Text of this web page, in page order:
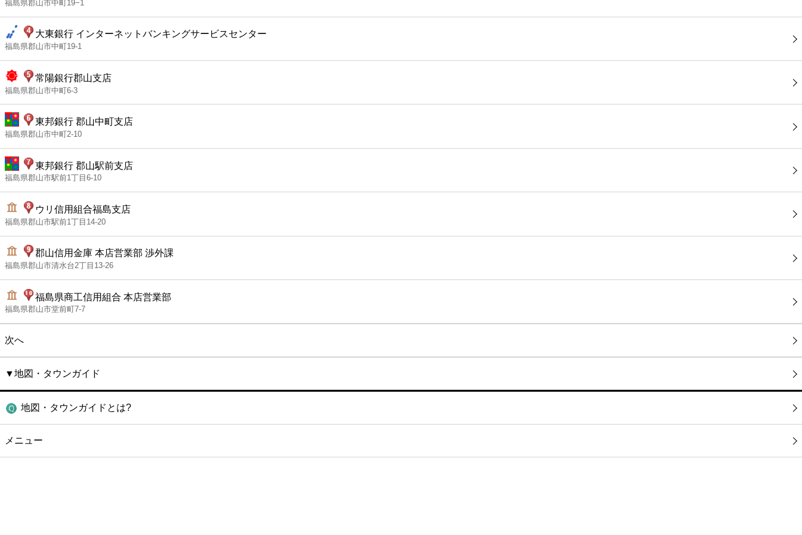
福島県郡山市中町19−1
大東銀行 インターネットバンキングサービスセンター
福島県郡山市中町19-1
常陽銀行郡山支店
福島県郡山市中町6-3
東邦銀行 郡山中町支店
福島県郡山市中町2-10
東邦銀行 郡山駅前支店
福島県郡山市駅前1丁目6-10
ウリ信用組合福島支店
福島県郡山市駅前1丁目14-20
郡山信用金庫 本店営業部 渉外課
福島県郡山市清水台2丁目13-26
福島県商工信用組合 本店営業部
福島県郡山市堂前町7-7
次へ
▼地図・タウンガイド
地図・タウンガイドとは?
メニュー